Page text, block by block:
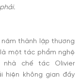
năm thành lập thương
là một tác phẩm nghệ
chế tác Olivier
hiện không gian đầy